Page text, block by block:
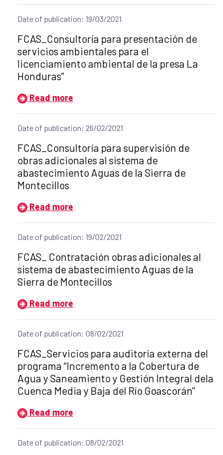
Date of publication: 19/03/2021
Title of the announcement:
FCAS_Consultoría para presentación de
servicios ambientales para el
licenciamiento ambiental de la presa La
Honduras”
Read more
Date of publication: 26/02/2021
Title of the announcement:
FCAS_Consultoría para supervisión de
obras adicionales al sistema de
abastecimiento Aguas de la Sierra de
Montecillos
Read more
Date of publication: 19/02/2021
Title of the announcement:
FCAS_ Contratación obras adicionales al
sistema de abastecimiento Aguas de la
Sierra de Montecillos
Read more
Date of publication: 08/02/2021
Title of the announcement:
FCAS_Servicios para auditoría externa del
programa “Incremento a la Cobertura de
Agua y Saneamiento y Gestión Integral dela
Cuenca Media y Baja del Río Goascorán"
Read more
Date of publication: 08/02/2021